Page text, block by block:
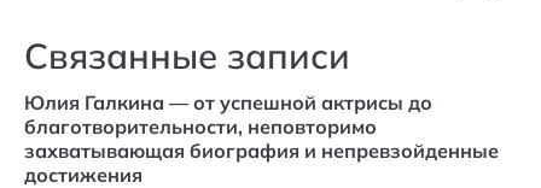
Связанные записи
Юлия Галкина — от успешной актрисы до
благотворительности, неповторимо
захватывающая биография и непревзойденные
достижения